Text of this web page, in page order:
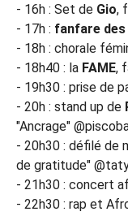
- 16h : Set de Gio,
- 17h : fanfare
- 18h : chorale
- 18h40 : la FAME,
- 19h30 : prise de
- 20h : stand up de
"Ancrage"
- 20h30 : défilé de
de gratitude"
- 21h30 : concert
- 22h30 : rap et